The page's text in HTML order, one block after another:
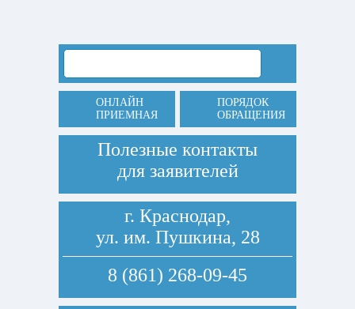
ОНЛАЙН
ПРИЕМНАЯ
ПОРЯДОК
ОБРАЩЕНИЯ
Полезные контакты
для заявителей
г. Краснодар,
ул. им. Пушкина, 28
8 (861) 268-09-45